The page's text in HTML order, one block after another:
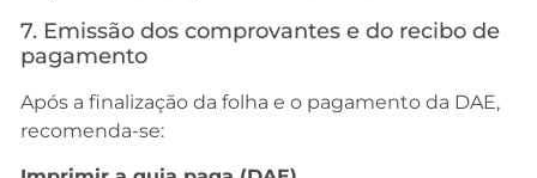
7. Emissão dos comprovantes e do recibo de
pagamento
Após a finalização da folha e o pagamento da DAE,
recomenda-se: